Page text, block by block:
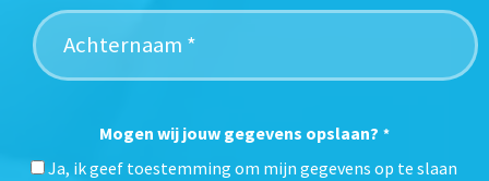
Mogen wij jouw gegevens opslaan? *
Ja, ik geef toestemming om mijn gegevens op te slaan